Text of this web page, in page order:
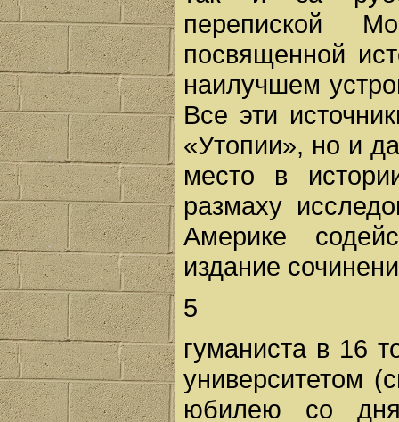
перепиской
посвященной
наилучшем
Все эти
«Утопии», но и
место в
размаху
Америке
издание
5
гуманиста в 16
университетом
юбилею со